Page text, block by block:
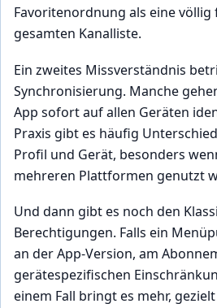
Favoritenordnung als eine
gesamten Kanalliste.
Ein zweites Missverständnis
Synchronisierung. Manche
App sofort auf allen Geräten
Praxis gibt es häufig
Profil und Gerät, besonders
mehreren Plattformen genutzt
Und dann gibt es noch den
Berechtigungen. Falls ein
an der App-Version, am
gerätespezifischen
einem Fall bringt es mehr,